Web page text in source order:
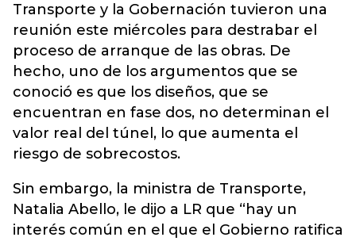
Transporte y la Gobernación tuvieron una
reunión este miércoles para destrabar el
proceso de arranque de las obras. De
hecho, uno de los argumentos que se
conoció es que los diseños, que se
encuentran en fase dos, no determinan el
valor real del túnel, lo que aumenta el
riesgo de sobrecostos.
Sin embargo, la ministra de Transporte,
Natalia Abello, le dijo a LR que “hay un
interés común en el que el Gobierno ratifica